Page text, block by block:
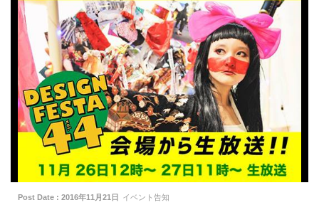
イベント告知
Post Date : 2016年11月21日